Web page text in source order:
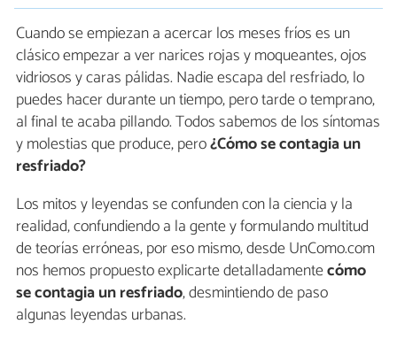
Cuando se empiezan a acercar los meses fríos es un
clásico empezar a ver narices rojas y moqueantes, ojos
vidriosos y caras pálidas. Nadie escapa del resfriado, lo
puedes hacer durante un tiempo, pero tarde o temprano,
al final te acaba pillando. Todos sabemos de los síntomas
y molestias que produce, pero¿Cómo se contagia un
resfriado?
Los mitos y leyendas se confunden con la ciencia y la
realidad, confundiendo a la gente y formulando multitud
de teorías erróneas, por eso mismo, desde UnComo.com
nos hemos propuesto explicarte detalladamentecómo
se contagia un resfriado, desmintiendo de paso
algunas leyendas urbanas.